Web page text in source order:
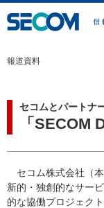
報道資料
セコムとパートナ
「SECOM
セコム株式会社（
新的・独創的なサー
的な協働プロジェク